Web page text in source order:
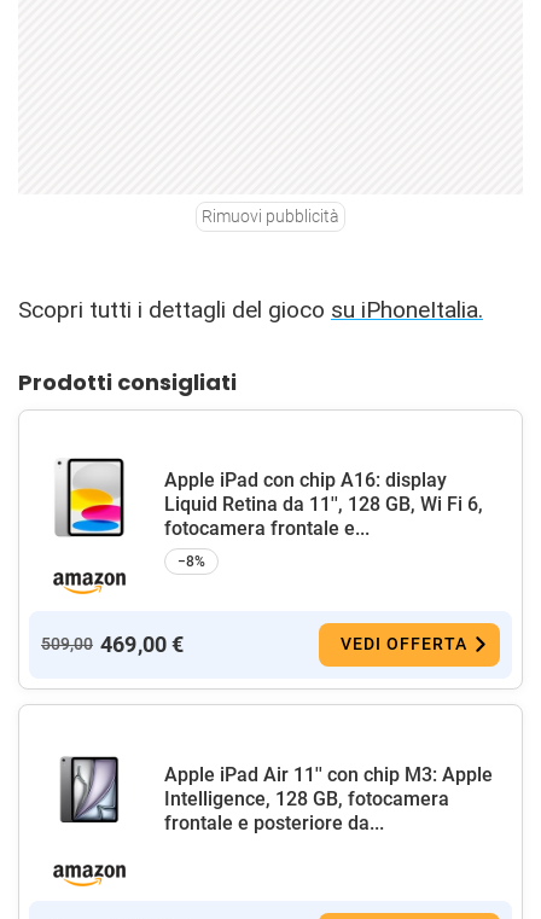
Rimuovi pubblicità
Scopri tutti i dettagli del gioco su iPhoneItalia.
Prodotti consigliati
Apple iPad con chip A16: display
Liquid Retina da 11'', 128 GB, Wi Fi 6,
fotocamera frontale e...
−8%
509,00 469,00 € VEDI OFFERTA
Apple iPad Air 11'' con chip M3: Apple
Intelligence, 128 GB, fotocamera
frontale e posteriore da...